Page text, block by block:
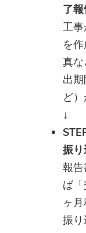
了
工事
を
真
出
ど
↓
振
報
ば
ヶ
振り